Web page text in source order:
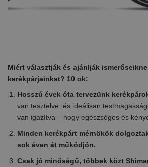
Miért választják és ajánlják
kerékpárjainkat? 10 ok:
Hosszú évek óta tervezünk
van tesztelve, és ideálisan
van igazítva – hogy egészséges és
Minden kerékpárt mérnökök
sok éven át működjön.
Csak jó minőségű, többek közt